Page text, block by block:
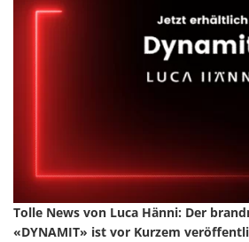
Tolle News von Luca Hänni: Der
«DYNAMIT» ist vor Kurzem